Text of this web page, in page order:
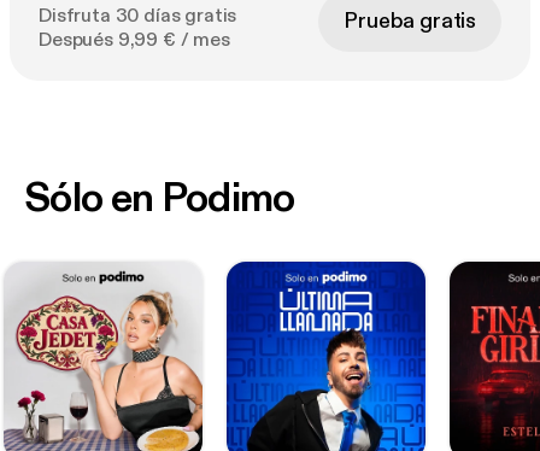
Disfruta 30 días gratis
Después 9,99 € / mes
Prueba gratis
Sólo en Podimo